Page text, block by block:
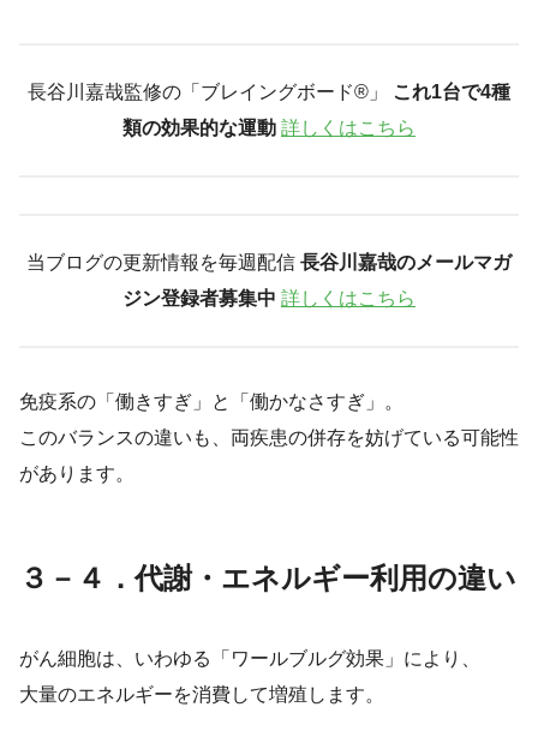
長谷川嘉哉監修の「ブレイングボード®︎」
これ1台で4種
類の効果的な運動 詳しくはこちら
当ブログの更新情報を毎週配信 長谷川嘉哉のメールマガ
ジン登録者募集中 詳しくはこちら
免疫系の「働きすぎ」と「働かなさすぎ」。
このバランスの違いも、両疾患の併存を妨げている可能性
があります。
３－４．代謝・エネルギー利用の違い
がん細胞は、いわゆる「ワールブルグ効果」により、
大量のエネルギーを消費して増殖します。